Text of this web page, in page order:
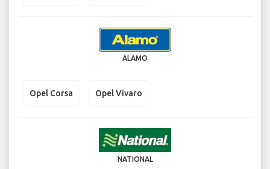
ALAMO
Opel Corsa Opel Vivaro
NATIONAL